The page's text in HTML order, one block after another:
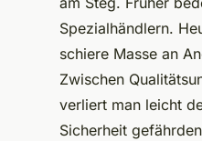
Spezialhändlern.
schiere Masse an
Zwischen
verliert man leicht
Sicherheit